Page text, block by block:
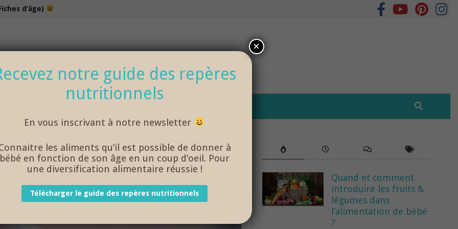
d’âge)
100% bio et de saison… et cela change tout !
POUR MON ENFANT ?
Quand et comment
introduire les fruits &
légumes dans
l’alimentation de bébé
?
notre guide des repères
nutritionnels
En vous inscrivant à notre newsletter
les aliments qu’il est possible de donner à
bébé en fonction de son âge en un coup d’oeil. Pour
une diversification alimentaire réussie !
Télécharger le guide des repères nutritionnels
×